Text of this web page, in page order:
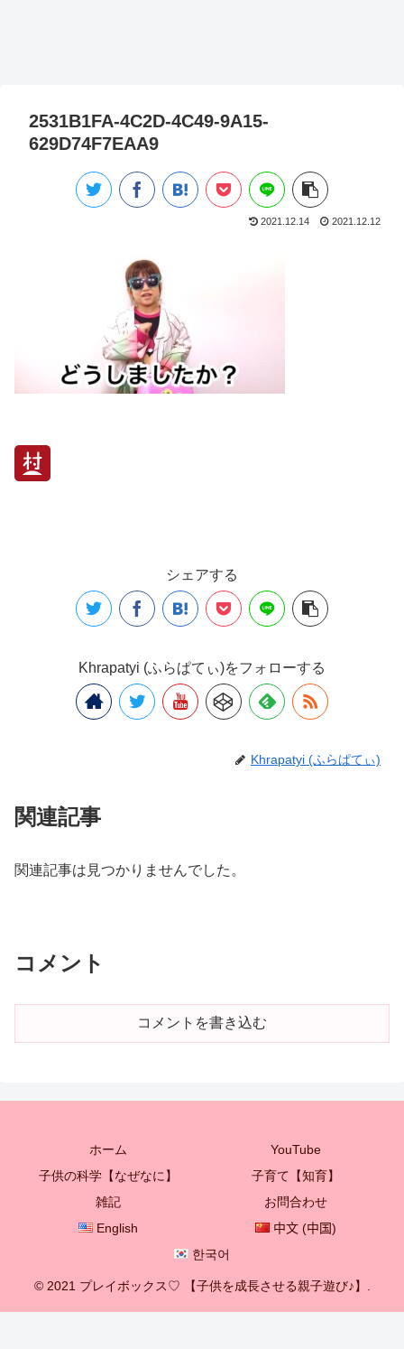
2531B1FA-4C2D-4C49-9A15-
629D74F7EAA9
2021.12.14 2021.12.12
シェアする
Khrapatyi (ふらぱてぃ)をフォローする
Khrapatyi (ふらぱてぃ)
関連記事
関連記事は見つかりませんでした。
コメント
コメントを書き込む
ホーム
YouTube
子供の科学【なぜなに】
子育て【知育】
雑記
お問合わせ
English
中文 (中国)
한국어
© 2021 プレイボックス♡ 【子供を成長させる親子遊び♪】.